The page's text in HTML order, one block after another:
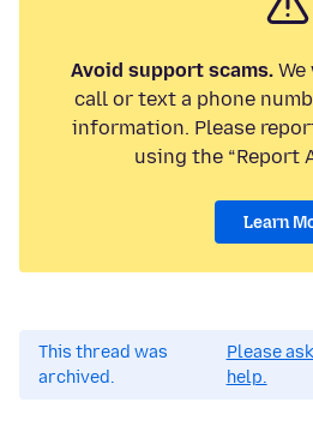
Avoid support scams.
call or text a phone
information. Please
using the “Report
Learn
This thread was
archived.
Please
help.